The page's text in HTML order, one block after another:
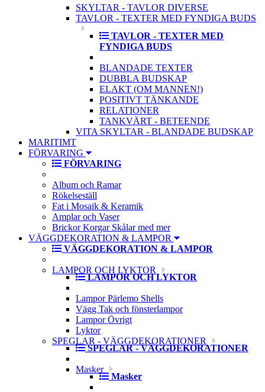
SKYLTAR - TAVLOR DIVERSE
TAVLOR - TEXTER MED FYNDIGA BUDS
TAVLOR - TEXTER MED
FYNDIGA BUDS
BLANDADE TEXTER
DUBBLA BUDSKAP
ELAKT (OM MANNEN!)
POSITIVT TÄNKANDE
RELATIONER
TANKVÄRT - BETEENDE
VITA SKYLTAR - BLANDADE BUDSKAP
MARITIMT
FÖRVARING
FÖRVARING
Album och Ramar
Rökelseställ
Fat i Mosaik & Keramik
Amplar och Vaser
Brickor Korgar Skålar med mer
VÄGGDEKORATION & LAMPOR
VÄGGDEKORATION & LAMPOR
LAMPOR OCH LYKTOR
LAMPOR OCH LYKTOR
Lampor Pärlemo Shells
Vägg Tak och fönsterlampor
Lampor Övrigt
Lyktor
SPEGLAR - VÄGGDEKORATIONER
SPEGLAR - VÄGGDEKORATIONER
Masker
Masker